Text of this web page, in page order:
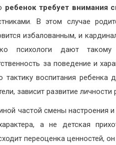
ребенок требует внимания
В этом случае
избалованным, и
психологи дают
за поведение и
тактику воспитания
зависит развитие
частой смены настроения
а не детская
переоценка ценностей,